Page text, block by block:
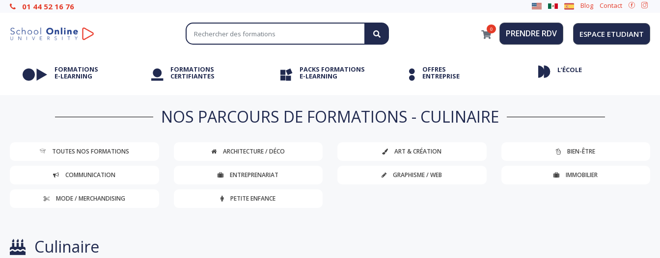
01 44 52 16 76 Blog Contact
0 PRENDRE RDV ESPACE ETUDIANT
FORMATIONS
E-LEARNING
FORMATIONS
CERTIFIANTES
PACKS FORMATIONS
E-LEARNING
OFFRES
ENTREPRISE
L’ÉCOLE
NOS PARCOURS DE FORMATIONS - CULINAIRE
TOUTES NOS FORMATIONS ARCHITECTURE / DÉCO ART & CRÉATION BIEN-ÊTRE
COMMUNICATION ENTREPRENARIAT GRAPHISME / WEB IMMOBILIER
MODE / MERCHANDISING PETITE ENFANCE
Culinaire